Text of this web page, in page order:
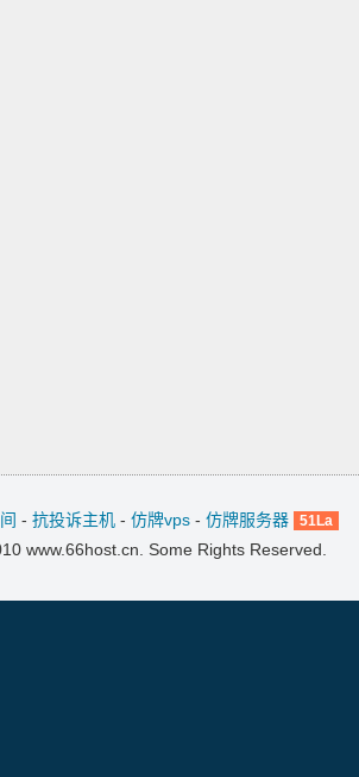
- 抗投诉主机 - 仿牌vps - 仿牌服务器 51La
www.66host.cn. Some Rights Reserved.